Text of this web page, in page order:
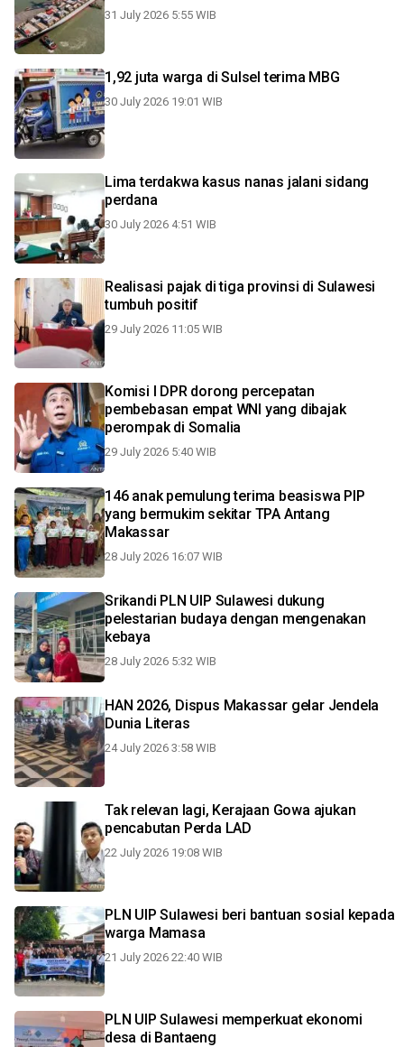
31 July 2026 5:55 WIB
1,92 juta warga di Sulsel terima MBG
30 July 2026 19:01 WIB
Lima terdakwa kasus nanas jalani sidang
perdana
30 July 2026 4:51 WIB
Realisasi pajak di tiga provinsi di Sulawesi
tumbuh positif
29 July 2026 11:05 WIB
Komisi I DPR dorong percepatan
pembebasan empat WNI yang dibajak
perompak di Somalia
29 July 2026 5:40 WIB
146 anak pemulung terima beasiswa PIP
yang bermukim sekitar TPA Antang
Makassar
28 July 2026 16:07 WIB
Srikandi PLN UIP Sulawesi dukung
pelestarian budaya dengan mengenakan
kebaya
28 July 2026 5:32 WIB
HAN 2026, Dispus Makassar gelar Jendela
Dunia Literas
24 July 2026 3:58 WIB
Tak relevan lagi, Kerajaan Gowa ajukan
pencabutan Perda LAD
22 July 2026 19:08 WIB
PLN UIP Sulawesi beri bantuan sosial kepada
warga Mamasa
21 July 2026 22:40 WIB
PLN UIP Sulawesi memperkuat ekonomi
desa di Bantaeng